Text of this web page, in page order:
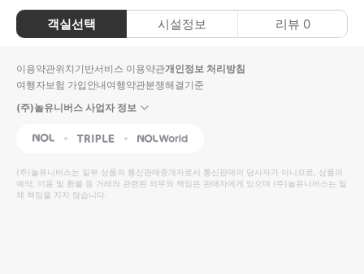
객실선택 시설정보 리뷰 0
이용약관위치기반서비스 이용약관개인정보 처리방침
여행자보험 가입안내여행약관분쟁해결기준
(주)놀유니버스 사업자 정보
NOL Triple Interpark Global
(주)놀유니버스는 일부 상품의 통신판매중개자로서 통신판매의 당사자가 아니므로, 상품의
예약, 이용 및 환불 등 거래와 관련된 의무와 책임은 판매자에게 있으며 (주)놀유니버스는 일
체 책임을 지지 않습니다.